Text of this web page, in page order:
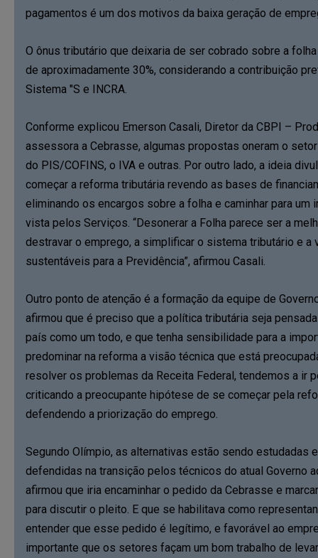
pagamentos é um dos motivos da baixa geração de
O ônus tributário que deixaria de ser cobrado sobre a
de aproximadamente 30%, considerando a contribuição
Sistema "S e INCRA.
Conforme explicou Emerson Casali, Diretor da CBPI –
assessora a Cebrasse, algumas propostas oneram o
do PIS/COFINS, o IVA e outras. Por outro lado, a ideia
começar a reforma tributária revendo as bases de
eliminando os encargos sobre a folha e caminhar para
vista pelos Serviços. “Desonerar a Folha parece ser a
destravar o emprego, a simplificar o sistema tributário e a
sustentáveis para a Previdência”, afirmou Casali.
Outro ponto de atenção é a formação da equipe de
afirmou que é preciso que a política tributária seja
país como um todo, e que tenha sensibilidade para a
predominar na reforma a visão técnica que está
resolver os problemas da Receita Federal, tendemos a ir
criticando a preocupante hipótese de se começar pela
defendendo a priorização do emprego.
Segundo Olímpio, as alternativas estão sendo estudadas
defendidas na transição pelos técnicos do atual Governo
afirmou que iria encaminhar o pedido da Cebrasse e
para discutir o pleito. E que se habilitava como
entender que esse pedido é legítimo, e favorável ao
importante que os setores façam um bom trabalho de